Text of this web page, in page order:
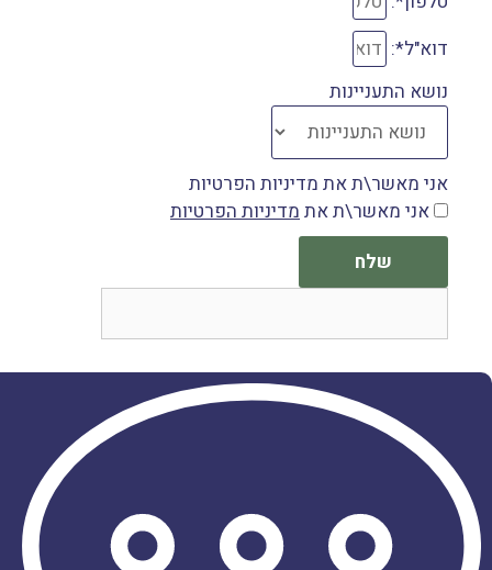
דוא"ל*:
נושא התעניינות
אני מאשר\ת את מדיניות הפרטיות
אני מאשר\ת את מדיניות הפרטיות
שלח